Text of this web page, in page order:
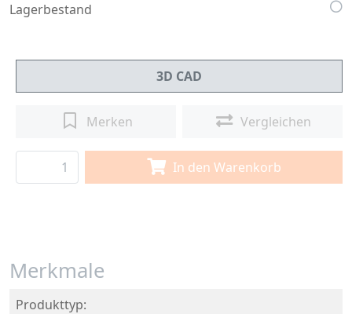
Lagerbestand
3D CAD
Merken Vergleichen
In den Warenkorb
Merkmale
Produkttyp: